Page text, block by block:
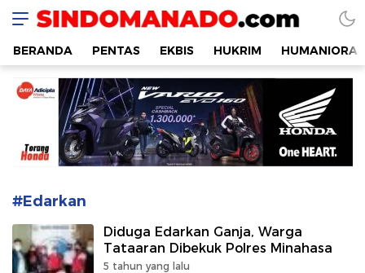
SINDOMANADO
Informatif dan Edukatif
BERANDA PENTAS EKBIS HUKRIM HUMANIORA
#Edarkan
Diduga Edarkan Ganja, Warga
Tataaran Dibekuk Polres Minahasa
5 tahun yang lalu